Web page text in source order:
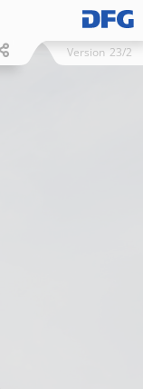
Version 23/2